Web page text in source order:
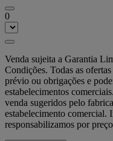
0
Venda sujeita a Garantia
Condições. Todas as
prévio ou obrigações e
estabelecimentos
venda sugeridos pelo
estabelecimento comercial.
responsabilizamos por